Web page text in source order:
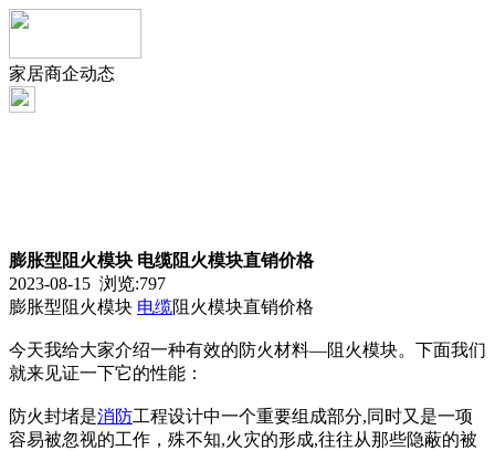
家居商企动态
膨胀型阻火模块 电缆阻火模块直销价格
2023-08-15 浏览:797
膨胀型阻火模块 电缆阻火模块直销价格
今天我给大家介绍一种有效的防火材料—阻火模块。下面我们
就来见证一下它的性能：
防火封堵是消防工程设计中一个重要组成部分,同时又是一项
容易被忽视的工作，殊不知,火灾的形成,往往从那些隐蔽的被